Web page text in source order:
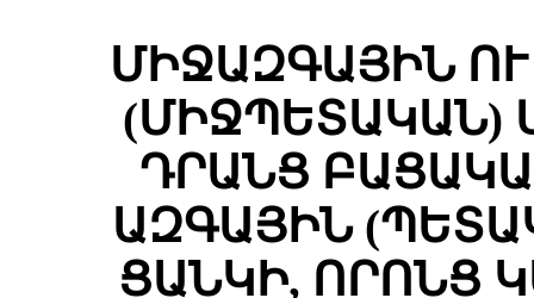
ՄԻՋԱԶԳԱՅԻՆ
(ՄԻՋՊԵՏԱԿԱՆ)
ԴՐԱՆՑ
ԱԶԳԱՅԻՆ
ՑԱՆԿԻ, ՈՐՈՆՑ